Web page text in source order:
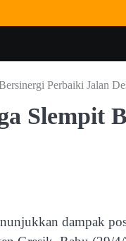
Perbaiki Jalan
Slempit
dampak